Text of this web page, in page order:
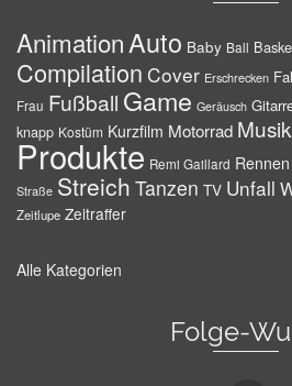
AnimationAuto Baby Ball
Compilation Cover Erschrecken
Frau Fußball Game Geräusch
knapp Kostüm Kurzfilm Motorrad Musik
Produkte Remi Gaillard Rennen
Straße Streich Tanzen TV Unfall
Zeitlupe Zeitraffer
Alle Kategorien
Folge-